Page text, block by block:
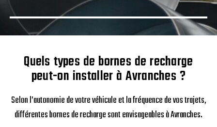
Quels types de bornes de recharge
peut-on installer à Avranches ?
Selon l’autonomie de votre véhicule et la fréquence de vos trajets,
différentes bornes de recharge sont envisageables à Avranches.